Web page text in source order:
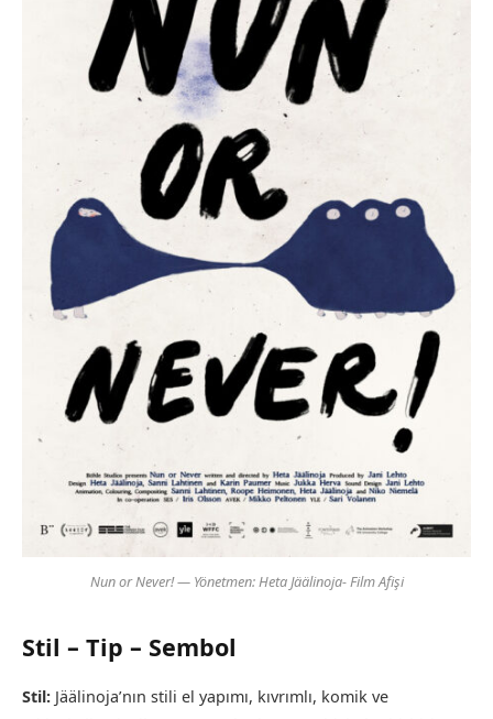
Nun or Never!— Yönetmen: Heta Jäälinoja- Film Afişi
Stil – Tip – Sembol
Stil: Jäälinoja’nın stili el yapımı, kıvrımlı, komik ve